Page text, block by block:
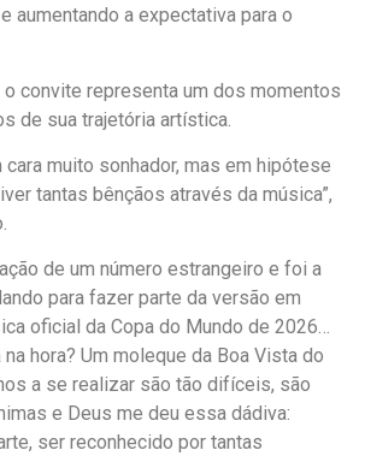
aumentando a expectativa para o
o convite representa um dos momentos
de sua trajetória artística.
cara muito sonhador, mas em hipótese
tantas bênçãos através da música”,
de um número estrangeiro e foi a
para fazer parte da versão em
oficial da Copa do Mundo de 2026…
hora? Um moleque da Boa Vista do
a se realizar são tão difíceis, são
e Deus me deu essa dádiva:
ser reconhecido por tantas